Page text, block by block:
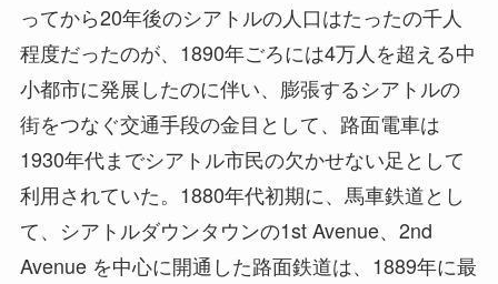
ってから20年後のシアトルの人口はたったの千人
程度だったのが、1890年ごろには4万人を超える中
小都市に発展したのに伴い、膨張するシアトルの
街をつなぐ交通手段の金目として、路面電車は
1930年代までシアトル市民の欠かせない足として
利用されていた。1880年代初期に、馬車鉄道とし
て、シアトルダウンタウンの1st Avenue、2nd
Avenue を中心に開通した路面鉄道は、1889年に最